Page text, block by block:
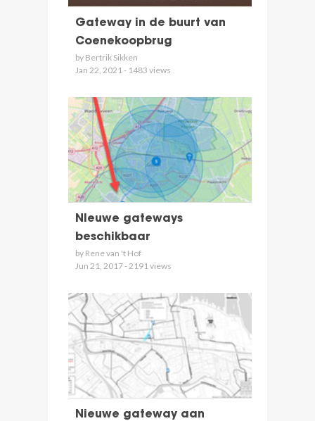
Gateway in de buurt van
Coenekoopbrug
by Bertrik Sikken
Jan 22, 2021 - 1483 views
NIeuwe gateways
beschikbaar
by Rene van 't Hof
Jun 21, 2017 - 2191 views
Nieuwe gateway aan